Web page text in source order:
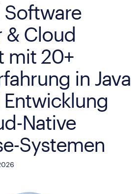
& Cloud
mit 20+
in Java
Entwicklung
Native
Systemen